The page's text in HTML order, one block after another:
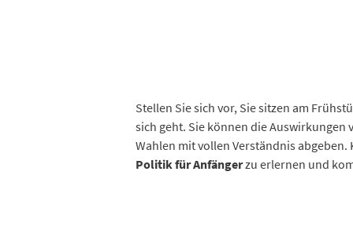
Stellen Sie sich vor, Sie sitzen am
sich geht. Sie können die
Wahlen mit vollen Verständnis
Politik für Anfängerzu erlernen und